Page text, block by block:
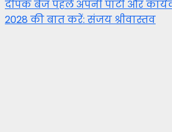
दीपक बैज पहले अपनी पार्टी और
2028 की बात करें: संजय श्रीवास्तव